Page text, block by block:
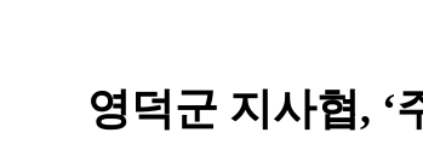
영덕군 지사협, ‘